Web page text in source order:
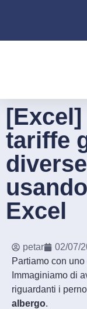
tariffe
Excel
petar 02/07/
Partiamo con
Immaginiamo di
riguardanti i
albergo.